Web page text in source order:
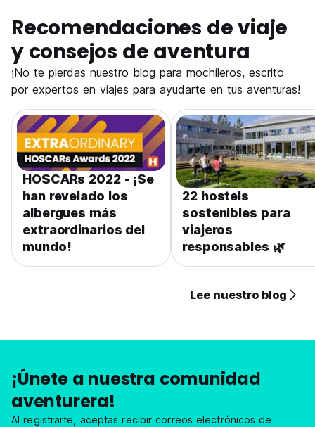
Recomendaciones de viaje
y consejos de aventura
¡No te pierdas nuestro blog para mochileros, escrito
por expertos en viajes para ayudarte en tus aventuras!
HOSCARs 2022 - ¡Se
han revelado los
albergues más
extraordinarios del
mundo!
22 hostels
sostenibles para
viajeros
responsables 🌿
Lee nuestro blog
¡Únete a nuestra comunidad
aventurera!
Al registrarte, aceptas recibir correos electrónicos de